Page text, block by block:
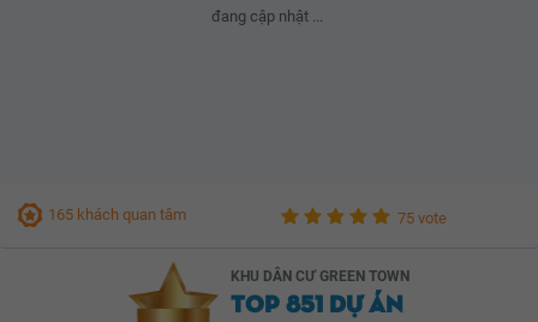
đang cập nhật ...
165 khách quan tâm 75 vote
KHU DÂN CƯ GREEN TOWN
TOP 851 DỰ ÁN